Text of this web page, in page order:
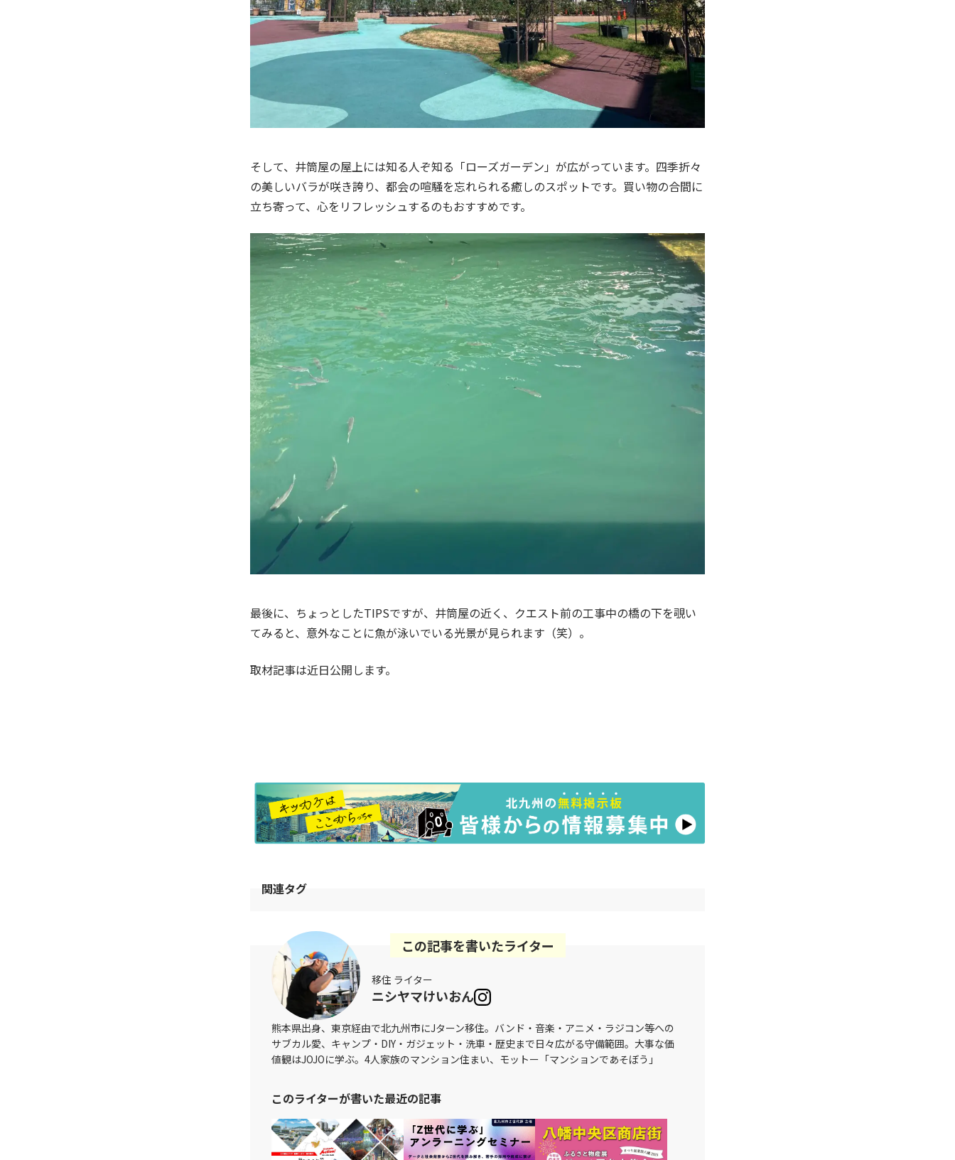
そして、井筒屋の屋上には知る人ぞ知る「ローズガーデン」が広がっています。四季折々
の美しいバラが咲き誇り、都会の喧騒を忘れられる癒しのスポットです。買い物の合間に
立ち寄って、心をリフレッシュするのもおすすめです。
最後に、ちょっとしたTIPSですが、井筒屋の近く、クエスト前の工事中の橋の下を覗い
てみると、意外なことに魚が泳いでいる光景が見られます（笑）。
取材記事は近日公開します。
関連タグ
この記事を書いたライター
移住 ライター
ニシヤマけいおん
熊本県出身、東京経由で北九州市にJターン移住。バンド・音楽・アニメ・ラジコン等への
サブカル愛、キャンプ・DIY・ガジェット・洗車・歴史まで日々広がる守備範囲。大事な価
値観はJOJOに学ぶ。4人家族のマンション住まい、モットー「マンションであそぼう」
このライターが書いた最近の記事